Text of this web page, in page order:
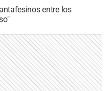
entre los